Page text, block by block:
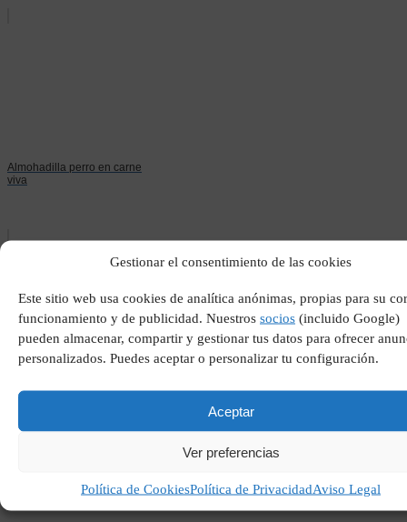
Gestionar el consentimiento de las cookies
Este sitio web usa cookies de analítica anónimas, propias para su
funcionamiento y de publicidad. Nuestros socios (incluido Google)
pueden almacenar, compartir y gestionar tus datos para ofrecer
personalizados. Puedes aceptar o personalizar tu configuración.
Aceptar
Ver preferencias
Política de CookiesPolítica de PrivacidadAviso Legal
Almohadilla perro en carne
viva
Comer arroz cerca de mi